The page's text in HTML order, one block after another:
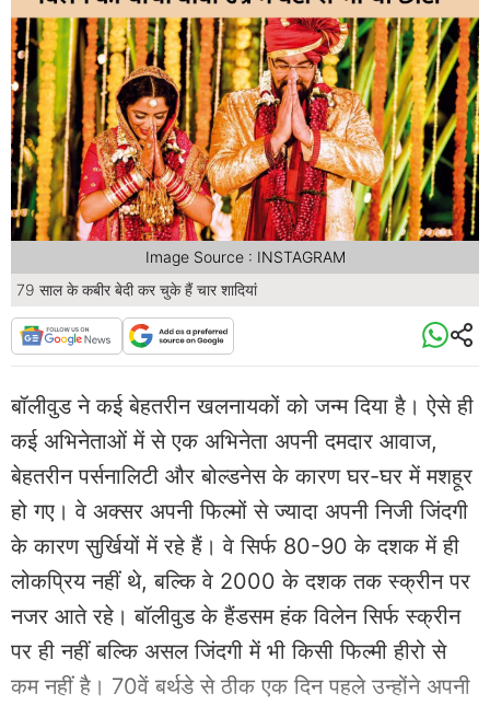
79 साल के कबीर बेदी कर चुके हैं चार शादियां
Image Source : INSTAGRAM
बॉलीवुड ने कई बेहतरीन खलनायकों को जन्म दिया है। ऐसे ही
कई अभिनेताओं में से एक अभिनेता अपनी दमदार आवाज,
बेहतरीन पर्सनालिटी और बोल्डनेस के कारण घर-घर में मशहूर
हो गए। वे अक्सर अपनी फिल्मों से ज्यादा अपनी निजी जिंदगी
के कारण सुर्खियों में रहे हैं। वे सिर्फ 80-90 के दशक में ही
लोकप्रिय नहीं थे, बल्कि वे 2000 के दशक तक स्क्रीन पर
नजर आते रहे। बॉलीवुड के हैंडसम हंक विलेन सिर्फ स्क्रीन
पर ही नहीं बल्कि असल जिंदगी में भी किसी फिल्मी हीरो से
कम नहीं है। 70वें बर्थडे से ठीक एक दिन पहले उन्होंने अपनी